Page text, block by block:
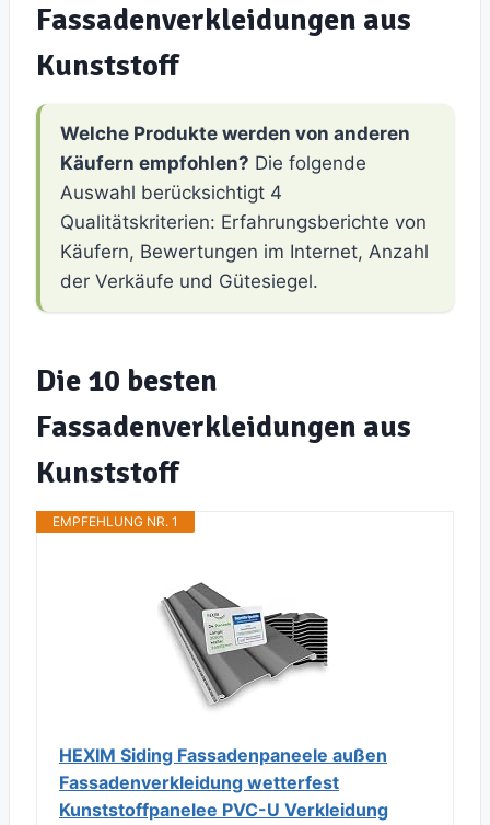
Fassadenverkleidungen aus
Kunststoff
Welche Produkte werden von anderen
Käufern empfohlen? Die folgende
Auswahl berücksichtigt 4
Qualitätskriterien: Erfahrungsberichte von
Käufern, Bewertungen im Internet, Anzahl
der Verkäufe und Gütesiegel.
Die 10 besten
Fassadenverkleidungen aus
Kunststoff
EMPFEHLUNG NR. 1
HEXIM Siding Fassadenpaneele außen
Fassadenverkleidung wetterfest
Kunststoffpanelee PVC-U Verkleidung